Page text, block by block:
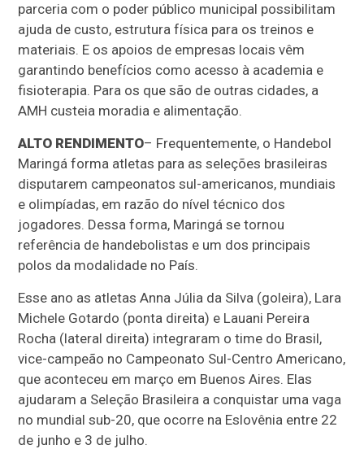
parceria com o poder público municipal possibilitam
ajuda de custo, estrutura física para os treinos e
materiais. E os apoios de empresas locais vêm
garantindo benefícios como acesso à academia e
fisioterapia. Para os que são de outras cidades, a
AMH custeia moradia e alimentação.
ALTO RENDIMENTO– Frequentemente, o Handebol
Maringá forma atletas para as seleções brasileiras
disputarem campeonatos sul-americanos, mundiais
e olimpíadas, em razão do nível técnico dos
jogadores. Dessa forma, Maringá se tornou
referência de handebolistas e um dos principais
polos da modalidade no País.
Esse ano as atletas Anna Júlia da Silva (goleira), Lara
Michele Gotardo (ponta direita) e Lauani Pereira
Rocha (lateral direita) integraram o time do Brasil,
vice-campeão no Campeonato Sul-Centro Americano,
que aconteceu em março em Buenos Aires. Elas
ajudaram a Seleção Brasileira a conquistar uma vaga
no mundial sub-20, que ocorre na Eslovênia entre 22
de junho e 3 de julho.